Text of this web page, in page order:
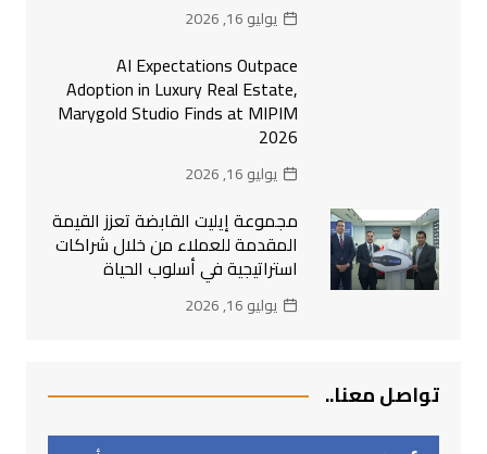
يوليو 16, 2026
AI Expectations Outpace
Adoption in Luxury Real Estate,
Marygold Studio Finds at MIPIM
2026
يوليو 16, 2026
مجموعة إيليت القابضة تعزز القيمة
المقدمة للعملاء من خلال شراكات
استراتيجية في أسلوب الحياة
يوليو 16, 2026
تواصل معنا..